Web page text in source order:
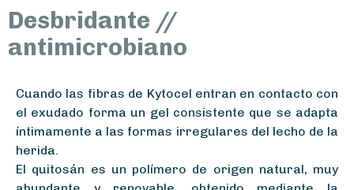
Desbridante //
antimicrobiano
Cuando las fibras de Kytocel entran en contacto con
el exudado forma un gel consistente que se adapta
íntimamente a las formas irregulares del lecho de la
herida.
El quitosán es un polímero de origen natural, muy